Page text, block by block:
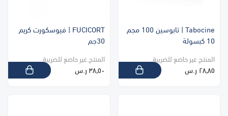
Tabocine | تابوسين 100 مجم
10 كبسولة
المنتج غير خاضع للضريبة
٢٨٫٨٥ ر.س
FUCICORT | فيوسكورت كريم
30جم
المنتج غير خاضع للضريبة
٣٨٫٥٠ ر.س